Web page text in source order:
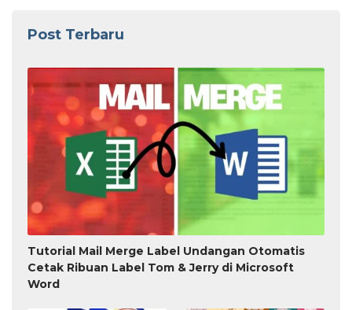
Post Terbaru
Tutorial Mail Merge Label Undangan Otomatis
Cetak Ribuan Label Tom & Jerry di Microsoft
Word